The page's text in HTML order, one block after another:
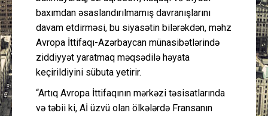
baxımdan əsaslandırılmamış davranışlarını
davam etdirməsi, bu siyasətin bilərəkdən, məhz
Avropa İttifaqı-Azərbaycan münasibətlərində
ziddiyyət yaratmaq məqsədilə həyata
keçirildiyini sübuta yetirir.
“Artıq Avropa İttifaqının mərkəzi təsisatlarında
və təbii ki, Aİ üzvü olan ölkələrdə Fransanın